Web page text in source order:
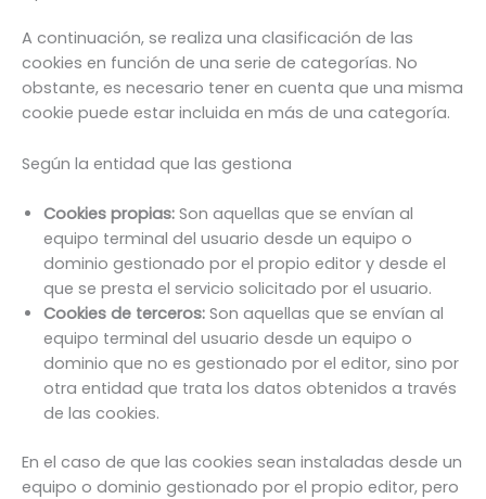
A continuación, se realiza una clasificación de las
cookies en función de una serie de categorías. No
obstante, es necesario tener en cuenta que una misma
cookie puede estar incluida en más de una categoría.
Según la entidad que las gestiona
Cookies propias: Son aquellas que se envían al
equipo terminal del usuario desde un equipo o
dominio gestionado por el propio editor y desde el
que se presta el servicio solicitado por el usuario.
Cookies de terceros: Son aquellas que se envían al
equipo terminal del usuario desde un equipo o
dominio que no es gestionado por el editor, sino por
otra entidad que trata los datos obtenidos a través
de las cookies.
En el caso de que las cookies sean instaladas desde un
equipo o dominio gestionado por el propio editor, pero